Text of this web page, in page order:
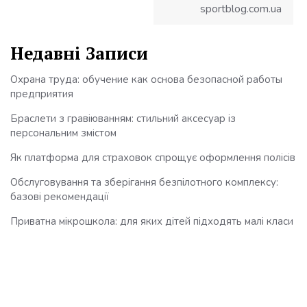
sportblog.com.ua
Недавні Записи
Охрана труда: обучение как основа безопасной работы
предприятия
Браслети з гравіюванням: стильний аксесуар із
персональним змістом
Як платформа для страховок спрощує оформлення полісів
Обслуговування та зберігання безпілотного комплексу:
базові рекомендації
Приватна мікрошкола: для яких дітей підходять малі класи